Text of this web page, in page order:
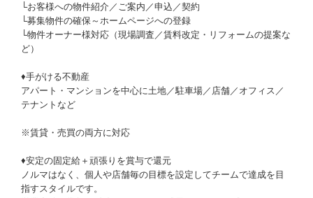
└お客様への物件紹介／ご案内／申込／契約
└募集物件の確保～ホームページへの登録
└物件オーナー様対応（現場調査／賃料改定・リフォームの提案な
ど）
♦手がける不動産
アパート・マンションを中心に土地／駐車場／店舗／オフィス／
テナントなど
※賃貸・売買の両方に対応
♦安定の固定給＋頑張りを賞与で還元
ノルマはなく、個人や店舗毎の目標を設定してチームで達成を目
指すスタイルです。